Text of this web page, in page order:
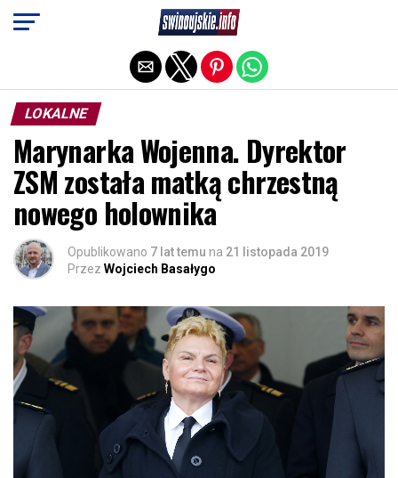
LOKALNE
Marynarka Wojenna. Dyrektor
ZSM została matką chrzestną
nowego holownika
Opublikowano 7 lat temu na 21 listopada 2019
Przez Wojciech Basałygo
Exit mobile version